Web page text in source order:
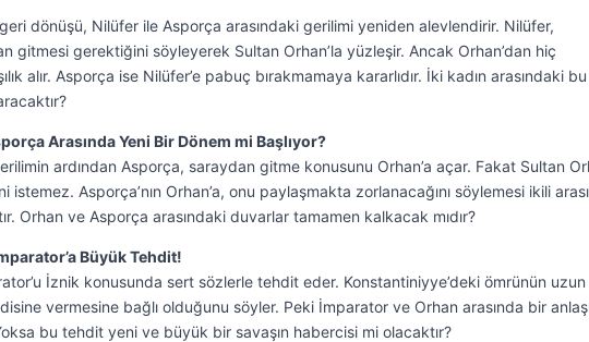
geri dönüşü, Nilüfer ile Asporça arasındaki gerilimi yeniden alevlendirir. Nilüfer,
gitmesi gerektiğini söyleyerek Sultan Orhan’la yüzleşir. Ancak Orhan’dan hiç
alır. Asporça ise Nilüfer’e pabuç bırakmamaya kararlıdır. İki kadın arasındaki bu
Arasında Yeni Bir Dönem mi Başlıyor?
ardından Asporça, saraydan gitme konusunu Orhan’a açar. Fakat Sultan
istemez. Asporça’nın Orhan’a, onu paylaşmakta zorlanacağını söylemesi ikili
Orhan ve Asporça arasındaki duvarlar tamamen kalkacak mıdır?
Büyük Tehdit!
İznik konusunda sert sözlerle tehdit eder. Konstantiniyye’deki ömrünün uzun
vermesine bağlı olduğunu söyler. Peki İmparator ve Orhan arasında bir
bu tehdit yeni ve büyük bir savaşın habercisi mi olacaktır?